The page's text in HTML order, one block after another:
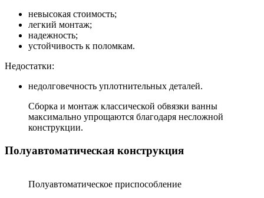
невысокая стоимость;
легкий монтаж;
надежность;
устойчивость к поломкам.
Недостатки:
недолговечность уплотнительных деталей.
Сборка и монтаж классической обвязки ванны
максимально упрощаются благодаря несложной
конструкции.
Полуавтоматическая конструкция
Полуавтоматическое приспособление